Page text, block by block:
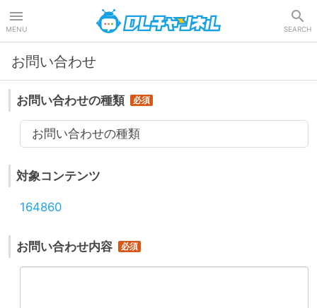
MENU SEARCH
お問い合わせ
お問い合わせの種類
お問い合わせの種類
対象コンテンツ
164860
お問い合わせ内容